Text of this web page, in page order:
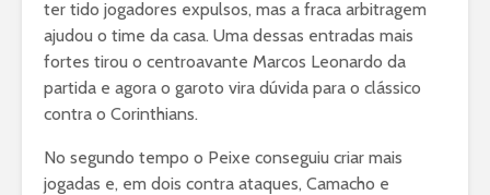
ter tido jogadores expulsos, mas a fraca arbitragem
ajudou o time da casa. Uma dessas entradas mais
fortes tirou o centroavante Marcos Leonardo da
partida e agora o garoto vira dúvida para o clássico
contra o Corinthians.
No segundo tempo o Peixe conseguiu criar mais
jogadas e, em dois contra ataques, Camacho e